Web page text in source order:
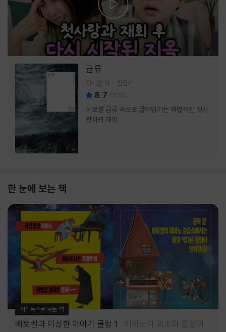
급류
정대건 저 민음사
8.7 (700)
서로를 급류 속으로 끌어당기는 파멸적인 첫사
랑과의 재회
한 눈에 보는 책
카드뉴스로 보는 책
베토벤과 이상한 이야기 클럽 1 피아노와 괴조와 흡혈귀